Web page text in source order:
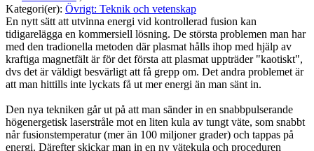
Kategori(er): Övrigt: Teknik och vetenskap
En nytt sätt att utvinna energi vid kontrollerad fusion kan
tidigarelägga en kommersiell lösning. De största problemen man har
med den tradionella metoden där plasmat hålls ihop med hjälp av
kraftiga magnetfält är för det första att plasmat uppträder "kaotiskt",
dvs det är väldigt besvärligt att få grepp om. Det andra problemet är
att man hittills inte lyckats få ut mer energi än man sänt in.
Den nya tekniken går ut på att man sänder in en snabbpulserande
högenergetisk laserstråle mot en liten kula av tungt väte, som snabbt
når fusionstemperatur (mer än 100 miljoner grader) och tappas på
energi. Därefter skickar man in en ny vätekula och proceduren